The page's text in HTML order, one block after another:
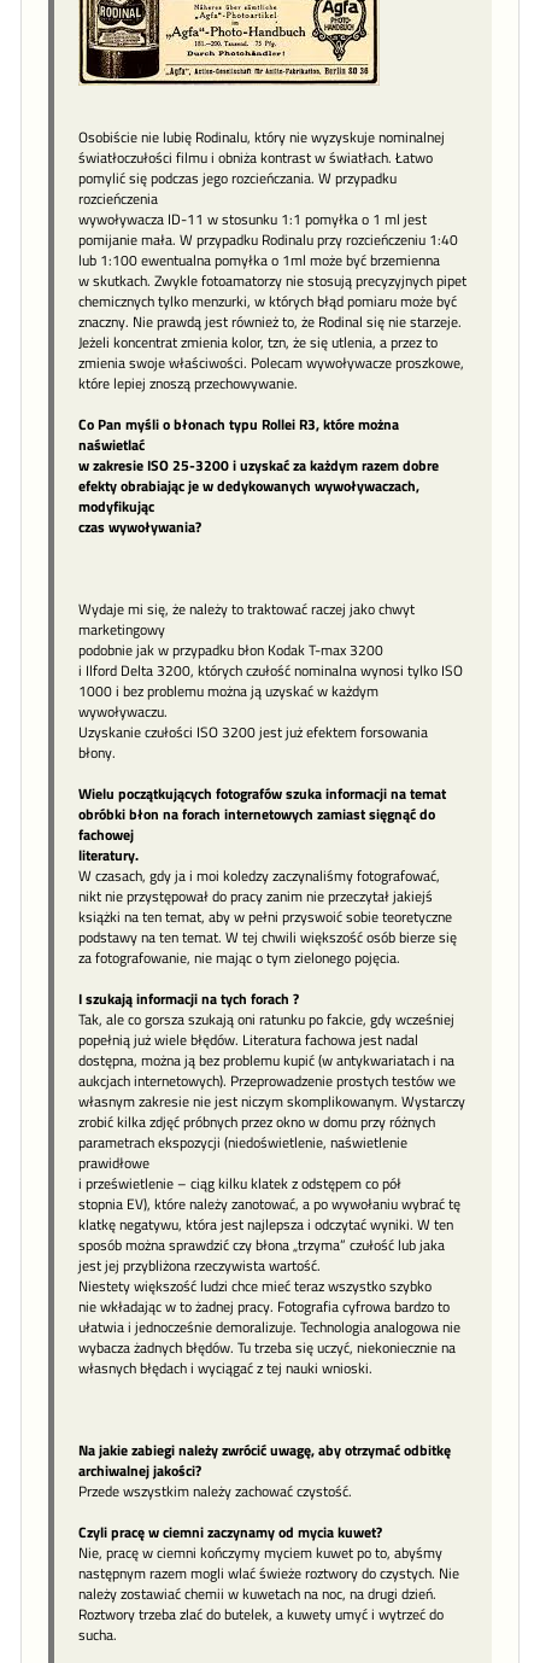
Osobiście nie lubię Rodinalu, który nie wyzyskuje nominalnej
światłoczułości filmu i obniża kontrast w światłach. Łatwo
pomylić się podczas jego rozcieńczania. W przypadku
rozcieńczenia
wywoływacza ID-11 w stosunku 1:1 pomyłka o 1 ml jest
pomijanie mała. W przypadku Rodinalu przy rozcieńczeniu 1:40
lub 1:100 ewentualna pomyłka o 1ml może być brzemienna
w skutkach. Zwykle fotoamatorzy nie stosują precyzyjnych pipet
chemicznych tylko menzurki, w których błąd pomiaru może być
znaczny. Nie prawdą jest również to, że Rodinal się nie starzeje.
Jeżeli koncentrat zmienia kolor, tzn, że się utlenia, a przez to
zmienia swoje właściwości. Polecam wywoływacze proszkowe,
które lepiej znoszą przechowywanie.
Co Pan myśli o błonach typu Rollei R3, które można
naświetlać
w zakresie ISO 25-3200 i uzyskać za każdym razem dobre
efekty obrabiając je w dedykowanych wywoływaczach,
modyfikując
czas wywoływania?
Wydaje mi się, że należy to traktować raczej jako chwyt
marketingowy
podobnie jak w przypadku błon Kodak T-max 3200
i Ilford Delta 3200, których czułość nominalna wynosi tylko ISO
1000 i bez problemu można ją uzyskać w każdym
wywoływaczu.
Uzyskanie czułości ISO 3200 jest już efektem forsowania
błony.
Wielu początkujących fotografów szuka informacji na temat
obróbki błon na forach internetowych zamiast sięgnąć do
fachowej
literatury.
W czasach, gdy ja i moi koledzy zaczynaliśmy fotografować,
nikt nie przystępował do pracy zanim nie przeczytał jakiejś
książki na ten temat, aby w pełni przyswoić sobie teoretyczne
podstawy na ten temat. W tej chwili większość osób bierze się
za fotografowanie, nie mając o tym zielonego pojęcia.
I szukają informacji na tych forach ?
Tak, ale co gorsza szukają oni ratunku po fakcie, gdy wcześniej
popełnią już wiele błędów. Literatura fachowa jest nadal
dostępna, można ją bez problemu kupić (w antykwariatach i na
aukcjach internetowych). Przeprowadzenie prostych testów we
własnym zakresie nie jest niczym skomplikowanym. Wystarczy
zrobić kilka zdjęć próbnych przez okno w domu przy różnych
parametrach ekspozycji (niedoświetlenie, naświetlenie
prawidłowe
i prześwietlenie – ciąg kilku klatek z odstępem co pół
stopnia EV), które należy zanotować, a po wywołaniu wybrać tę
klatkę negatywu, która jest najlepsza i odczytać wyniki. W ten
sposób można sprawdzić czy błona „trzyma” czułość lub jaka
jest jej przybliżona rzeczywista wartość.
Niestety większość ludzi chce mieć teraz wszystko szybko
nie wkładając w to żadnej pracy. Fotografia cyfrowa bardzo to
ułatwia i jednocześnie demoralizuje. Technologia analogowa nie
wybacza żadnych błędów. Tu trzeba się uczyć, niekoniecznie na
własnych błędach i wyciągać z tej nauki wnioski.
Na jakie zabiegi należy zwrócić uwagę, aby otrzymać odbitkę
archiwalnej jakości?
Przede wszystkim należy zachować czystość.
Czyli pracę w ciemni zaczynamy od mycia kuwet?
Nie, pracę w ciemni kończymy myciem kuwet po to, abyśmy
następnym razem mogli wlać świeże roztwory do czystych. Nie
należy zostawiać chemii w kuwetach na noc, na drugi dzień.
Roztwory trzeba zlać do butelek, a kuwety umyć i wytrzeć do
sucha.